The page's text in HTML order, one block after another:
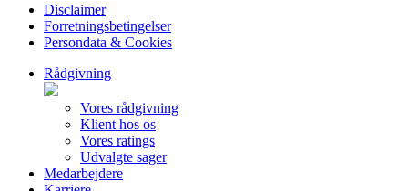
Disclaimer
Forretningsbetingelser
Persondata & Cookies
Rådgivning
Vores rådgivning
Klient hos os
Vores ratings
Udvalgte sager
Medarbejdere